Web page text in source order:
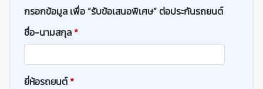
กรอกข้อมูล เพื่อ “รับข้อเสนอพิเศษ” ต่อประกันรถยนต์
ชื่อ-นามสกุล*
ยี่ห้อรถยนต์*